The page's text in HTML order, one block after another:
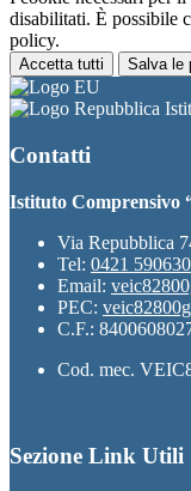
disabilitati. È possibile
policy.
Accetta tutti Salva le
Contatti
Istituto Comprensivo
Via Repubblica
Tel: 0421 590630
Email:
PEC:
C.F.:
Cod. mec.
Sezione Link Utili